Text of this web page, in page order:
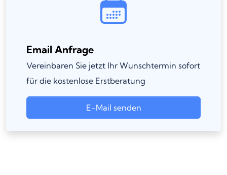
Email Anfrage
Vereinbaren Sie jetzt Ihr Wunschtermin sofort
für die kostenlose Erstberatung
E-Mail senden